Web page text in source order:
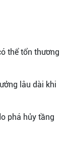
thể tổn thương
lâu dài khi
phá hủy tầng